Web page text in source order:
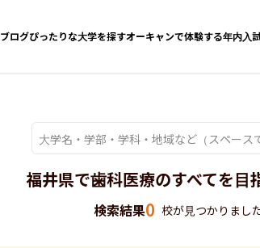
ブログぴったりな大学を探すオーキャンで体験する年内入
福井県で歯科医療のすべてを目
検索結果0 校が見つかりまし